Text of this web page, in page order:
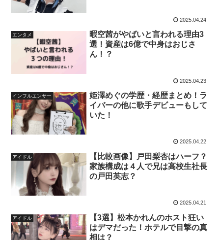
2025.04.24
エンタメ
暇空茜がやばいと言われる理由3
選！資産は6億で中身はおじさ
ん！？
2025.04.23
インフルエンサー
姫澤めぐの学歴・経歴まとめ！ラ
イバーの他に歌手デビューもして
いた！
2025.04.22
アイドル
【比較画像】戸田梨杏はハーフ？
家族構成は４人で兄は高校生社長
の戸田英志？
2025.04.21
アイドル
【3選】松本かれんのホスト狂い
はデマだった！ホテルで目撃の真
相は？